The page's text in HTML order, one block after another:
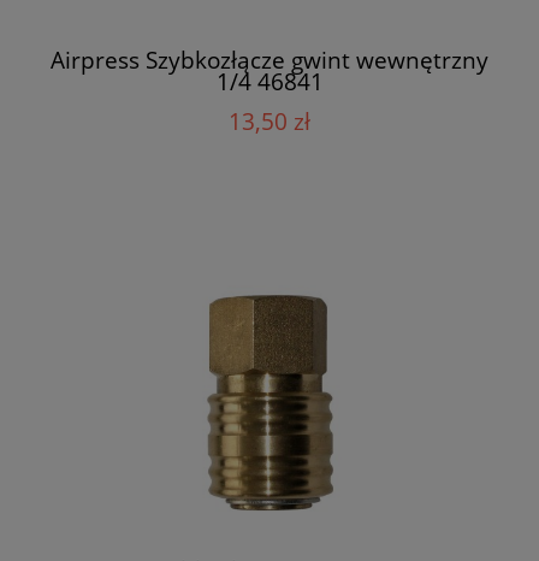
Airpress Szybkozłącze gwint wewnętrzny
1/4 46841
13,50 zł